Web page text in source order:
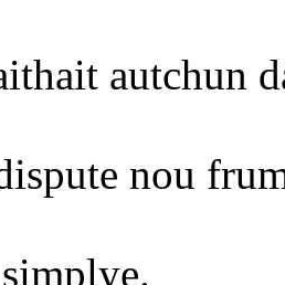
autchun
nou